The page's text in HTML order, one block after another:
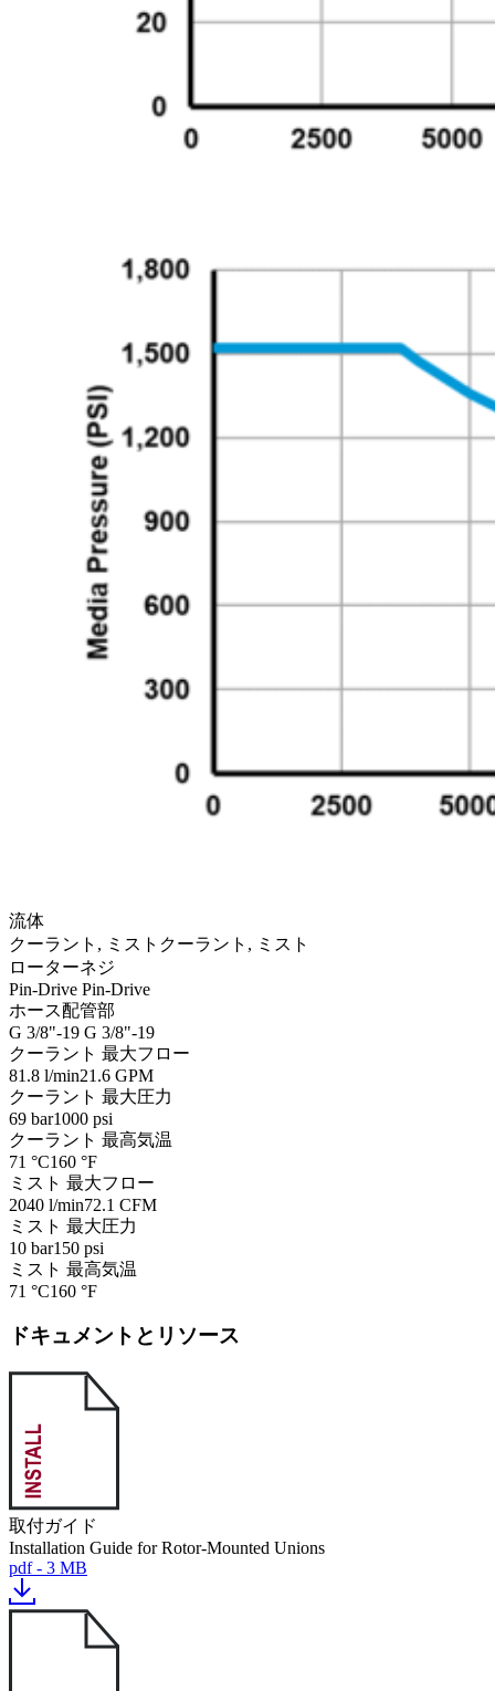
流体
クーラント, ミスト クーラント, ミスト
ローターネジ
Pin-Drive Pin-Drive
ホース配管部
G 3/8"-19 G 3/8"-19
クーラント 最大フロー
81.8 l/min21.6 GPM
クーラント 最大圧力
69 bar1000 psi
クーラント 最高気温
71 °C160 °F
ミスト 最大フロー
2040 l/min72.1 CFM
ミスト 最大圧力
10 bar150 psi
ミスト 最高気温
71 °C160 °F
ドキュメントとリソース
取付ガイド
Installation Guide for Rotor-Mounted Unions
pdf - 3 MB